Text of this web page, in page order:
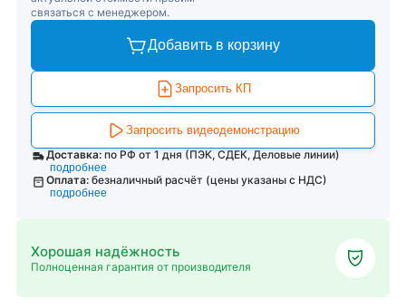
связаться с менеджером.
Добавить в корзину
Запросить КП
Запросить видеодемонстрацию
Доставка: по РФ от 1 дня (ПЭК, СДЕК, Деловые линии)
подробнее
Оплата: безналичный расчёт (цены указаны с НДС)
подробнее
Хорошая надёжность
Полноценная гарантия от производителя